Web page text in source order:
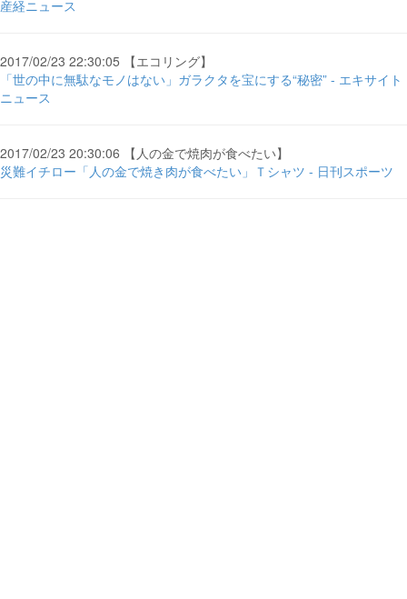
産経ニュース
2017/02/23 22:30:05 【エコリング】
「世の中に無駄なモノはない」ガラクタを宝にする“秘密” - エキサイト
ニュース
2017/02/23 20:30:06 【人の金で焼肉が食べたい】
災難イチロー「人の金で焼き肉が食べたい」Ｔシャツ - 日刊スポーツ